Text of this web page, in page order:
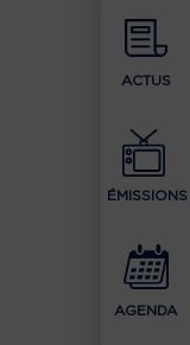
ACTUS
ÉMISSIONS
AGENDA